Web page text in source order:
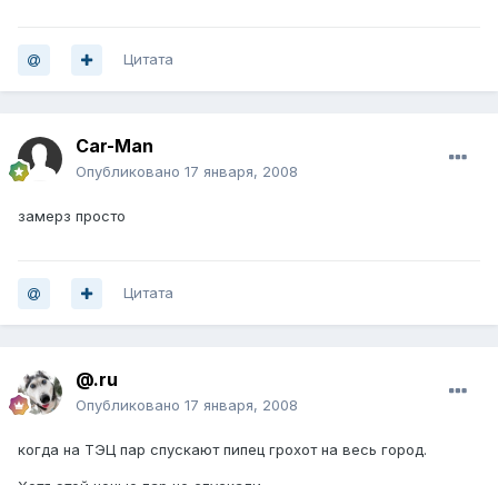
Цитата
Car-Man
Опубликовано 17 января, 2008
замерз просто
Цитата
@.ru
Опубликовано 17 января, 2008
когда на ТЭЦ пар спускают пипец грохот на весь город.